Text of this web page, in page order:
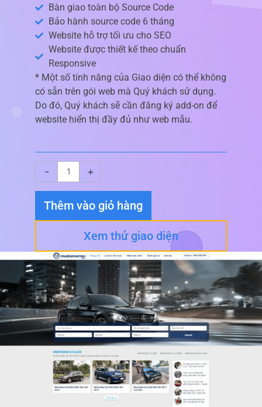
Bàn giao toàn bộ Source Code
Bảo hành source code 6 tháng
Website hỗ trợ tối ưu cho SEO
Website được thiết kế theo chuẩn
Responsive
* Một số tính năng của Giao diện có thể không
có sẵn trên gói web mà Quý khách sử dụng.
Do đó, Quý khách sẽ cần đăng ký add-on để
website hiển thị đầy đủ như web mẫu.
-
diện
Giao
diện
Mua
Bán
Xe
số
lượng
+
Thêm vào giỏ hàng
Xem thử giao diện